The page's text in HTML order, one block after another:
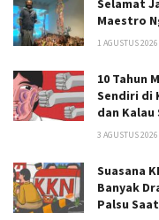
Selamat
Maestro
1 AGUSTUS 2026
10 Tahun
Sendiri di
dan Kalau
3 AGUSTUS 2026
Suasana
Banyak
Palsu